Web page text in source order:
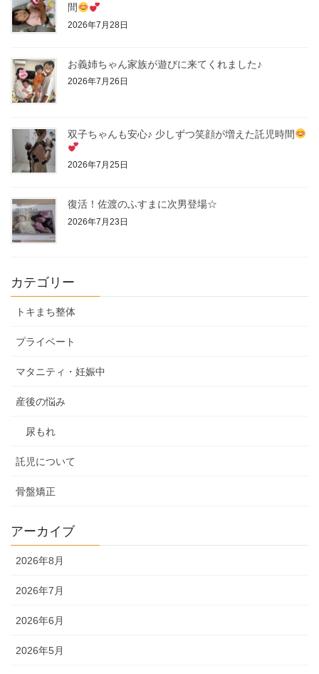
間
2026年7月28日
お義姉ちゃん家族が遊びに来てくれました♪
2026年7月26日
双子ちゃんも安心♪ 少しずつ笑顔が増えた託児時間
2026年7月25日
復活！佐渡のふすまに次男登場☆
2026年7月23日
カテゴリー
トキまち整体
プライベート
マタニティ・妊娠中
産後の悩み
尿もれ
託児について
骨盤矯正
アーカイブ
2026年8月
2026年7月
2026年6月
2026年5月